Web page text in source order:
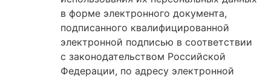
в форме электронного документа,
подписанного квалифицированной
электронной подписью в соответствии
с законодательством Российской
Федерации, по адресу электронной